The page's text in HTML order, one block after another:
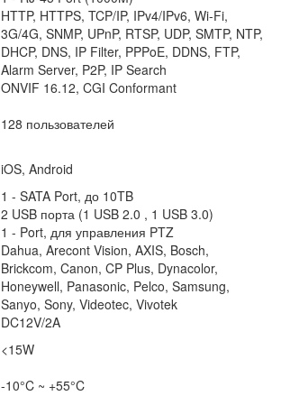
HTTP, HTTPS, TCP/IP, IPv4/IPv6, Wi-Fi,
3G/4G, SNMP, UPnP, RTSP, UDP, SMTP, NTP,
DHCP, DNS, IP Filter, PPPoE, DDNS, FTP,
Alarm Server, P2P, IP Search
ONVIF 16.12, CGI Conformant
128 пользователей
iOS, Android
1 - SATA Port, до 10TB
2 USB порта (1 USB 2.0 , 1 USB 3.0)
1 - Port, для управления PTZ
Dahua, Arecont Vision, AXIS, Bosch,
Brickcom, Canon, CP Plus, Dynacolor,
Honeywell, Panasonic, Pelco, Samsung,
Sanyo, Sony, Videotec, Vivotek
DC12V/2A
<15W
-10°C ~ +55°C